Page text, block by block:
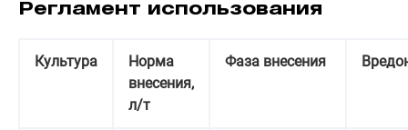
Регламент использования
Культура
Норма
внесения,
л/т
Фаза внесения